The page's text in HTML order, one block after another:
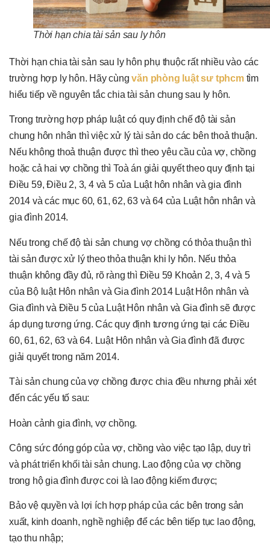
Thời hạn chia tài sản sau ly hôn
Thời hạn chia tài sản sau ly hôn phụ thuộc rất nhiều vào các
trường hợp ly hôn. Hãy cùngvăn phòng luật sư tphcmtìm
hiểu tiếp về nguyên tắc chia tài sản chung sau ly hôn.
Trong trường hợp pháp luật có quy định chế độ tài sản
chung hôn nhân thì việc xử lý tài sản do các bên thoả thuận.
Nếu không thoả thuận được thì theo yêu cầu của vợ, chồng
hoặc cả hai vợ chồng thì Toà án giải quyết theo quy định tại
Điều 59, Điều 2, 3, 4 và 5 của Luật hôn nhân và gia đình
2014 và các mục 60, 61, 62, 63 và 64 của Luật hôn nhân và
gia đình 2014.
Nếu trong chế độ tài sản chung vợ chồng có thỏa thuận thì
tài sản được xử lý theo thỏa thuận khi ly hôn. Nếu thỏa
thuận không đầy đủ, rõ ràng thì Điều 59 Khoản 2, 3, 4 và 5
của Bộ luật Hôn nhân và Gia đình 2014 Luật Hôn nhân và
Gia đình và Điều 5 của Luật Hôn nhân và Gia đình sẽ được
áp dụng tương ứng. Các quy định tương ứng tại các Điều
60, 61, 62, 63 và 64. Luật Hôn nhân và Gia đình đã được
giải quyết trong năm 2014.
Tài sản chung của vợ chồng được chia đều nhưng phải xét
đến các yếu tố sau:
Hoàn cảnh gia đình, vợ chồng.
Công sức đóng góp của vợ, chồng vào việc tạo lập, duy trì
và phát triển khối tài sản chung. Lao động của vợ chồng
trong hộ gia đình được coi là lao động kiếm được;
Bảo vệ quyền và lợi ích hợp pháp của các bên trong sản
xuất, kinh doanh, nghề nghiệp để các bên tiếp tục lao động,
tạo thu nhập;